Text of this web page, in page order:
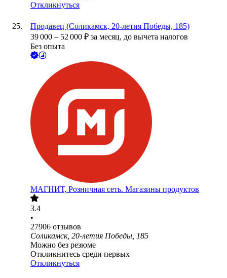
Откликнуться
Продавец (Соликамск, 20-летия Победы, 185)
39 000 – 52 000 ₽ за месяц, до вычета налогов
Без опыта
МАГНИТ, Розничная сеть. Магазины продуктов
3.4
•
27906 отзывов
Соликамск, 20-летия Победы, 185
Можно без резюме
Откликнитесь среди первых
Откликнуться